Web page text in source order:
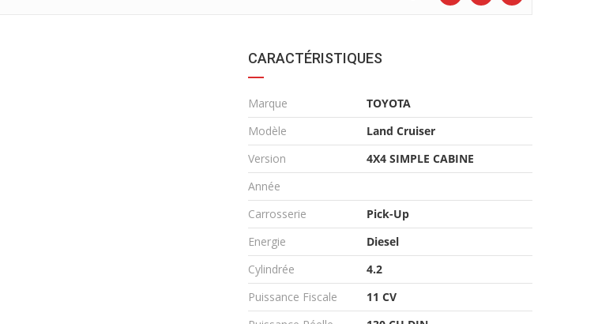
CARACTÉRISTIQUES
Marque
TOYOTA
Modèle
Land Cruiser
Version
4X4 SIMPLE CABINE
Année
Carrosserie
Pick-Up
Energie
Diesel
Cylindrée
4.2
Puissance Fiscale
11 CV